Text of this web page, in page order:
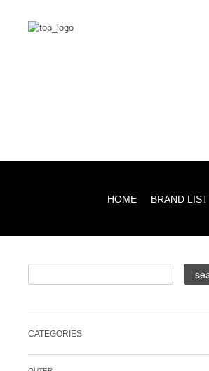
HOME BRAND LIST
CATEGORIES